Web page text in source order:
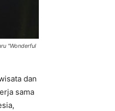
"Wonderful
dan
sama